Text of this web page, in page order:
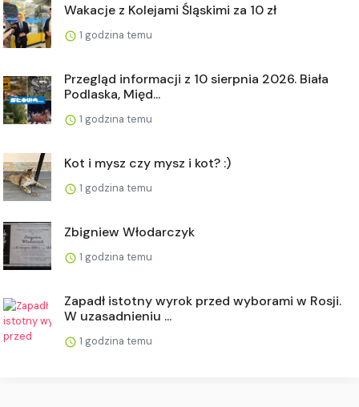
Wakacje z Kolejami Śląskimi za 10 zł
1 godzina temu
Przegląd informacji z 10 sierpnia 2026. Biała
Podlaska, Międ...
1 godzina temu
Kot i mysz czy mysz i kot? :)
1 godzina temu
Zbigniew Włodarczyk
1 godzina temu
Zapadł istotny wyrok przed wyborami w Rosji.
W uzasadnieniu ...
1 godzina temu